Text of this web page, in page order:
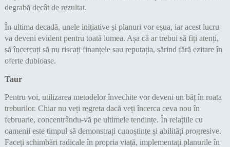
degrabă decât de rezultat.
În ultima decadă, unele inițiative și planuri vor eșua, iar acest lucru
va deveni evident pentru toată lumea. Așa că ar trebui să fiți atenți,
să încercați să nu riscați finanțele sau reputația, sărind fără ezitare în
oferte dubioase.
Taur
Pentru voi, utilizarea metodelor învechite vor deveni un băț în roata
treburilor. Chiar nu veți regreta dacă veți încerca ceva nou în
februarie, concentrându-vă pe ultimele tendințe. În relațiile cu
oamenii este timpul să demonstrați cunoștințe și abilități progresive.
Faceți schimbări radicale în propria viață, implementați planurile în